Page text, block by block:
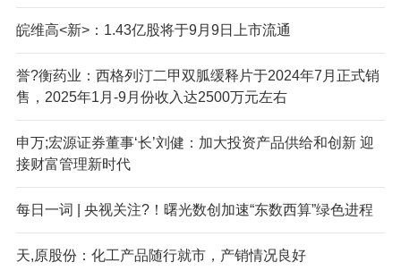
皖维高<新>：1.43亿股将于9月9日上市流通
誉?衡药业：西格列汀二甲双胍缓释片于2024年7月正式销
售，2025年1月-9月份收入达2500万元左右
申万;宏源证券董事‘长’刘健：加大投资产品供给和创新 迎
接财富管理新时代
每日一词 | 央视关注?！曙光数创加速“东数西算”绿色进程
天,原股份：化工产品随行就市，产销情况良好